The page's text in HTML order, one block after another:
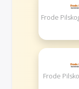
Frode
Frode